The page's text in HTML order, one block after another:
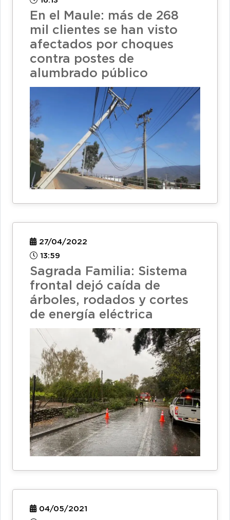
En el Maule: más de 268
mil clientes se han visto
afectados por choques
contra postes de
alumbrado público
27/04/2022
13:59
Sagrada Familia: Sistema
frontal dejó caída de
árboles, rodados y cortes
de energía eléctrica
04/05/2021